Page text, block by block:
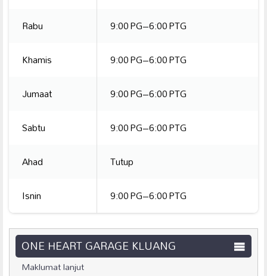
Rabu
9:00 PG–6:00 PTG
Khamis
9:00 PG–6:00 PTG
Jumaat
9:00 PG–6:00 PTG
Sabtu
9:00 PG–6:00 PTG
Ahad
Tutup
Isnin
9:00 PG–6:00 PTG
ONE HEART GARAGE KLUANG
Maklumat lanjut